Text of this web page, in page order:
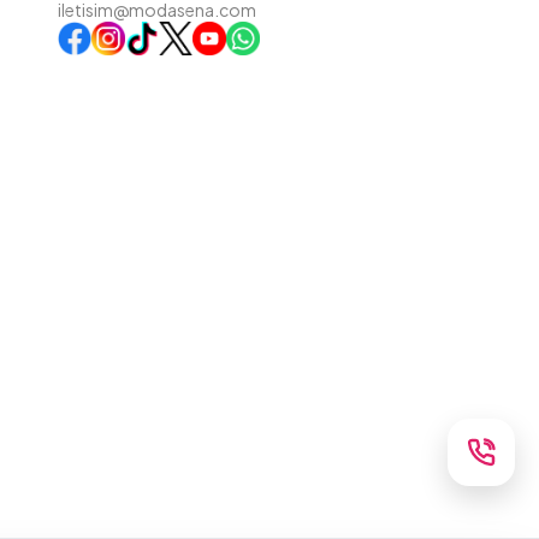
iletisim@modasena.com
Instagram
TikTok
X WhatsApp